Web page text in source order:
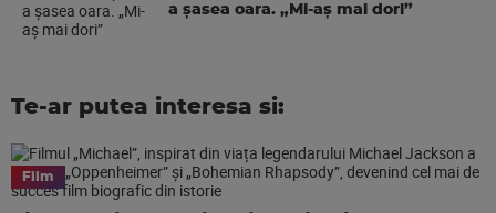
a şasea oara. „Mi-aș mai dori”
Te-ar putea interesa si:
Film